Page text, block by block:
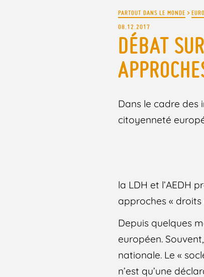
PARTOUT DANS LE MONDE >
08.12.2017
DÉBAT
Dans le cadre des
citoyenneté
la LDH et l’AEDH
approches « droits
Depuis quelques
européen.
nationale. Le «
n’est qu’une